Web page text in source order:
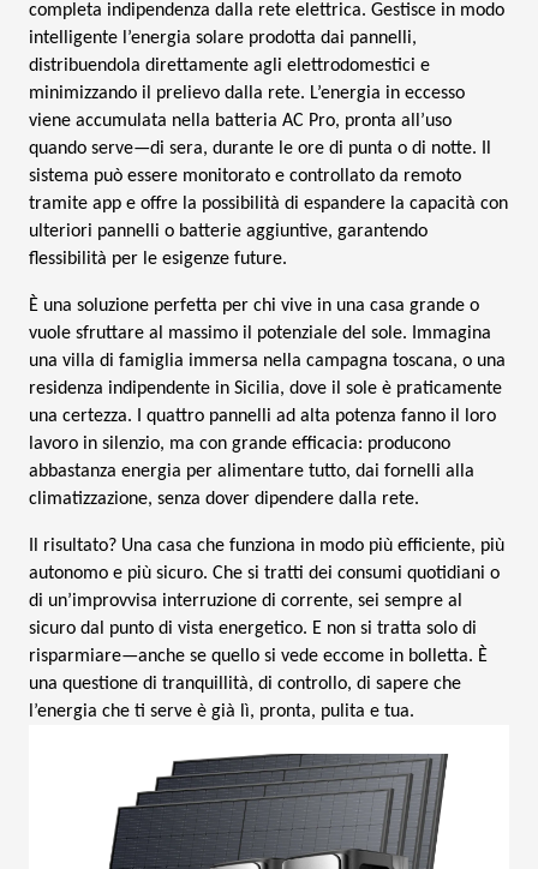
completa indipendenza dalla rete elettrica. Gestisce in modo
intelligente l’energia solare prodotta dai pannelli,
distribuendola direttamente agli elettrodomestici e
minimizzando il prelievo dalla rete. L’energia in eccesso
viene accumulata nella batteria AC Pro, pronta all’uso
quando serve—di sera, durante le ore di punta o di notte. Il
sistema può essere monitorato e controllato da remoto
tramite app e offre la possibilità di espandere la capacità con
ulteriori pannelli o batterie aggiuntive, garantendo
flessibilità per le esigenze future.
È una soluzione perfetta per chi vive in una casa grande o
vuole sfruttare al massimo il potenziale del sole. Immagina
una villa di famiglia immersa nella campagna toscana, o una
residenza indipendente in Sicilia, dove il sole è praticamente
una certezza. I quattro pannelli ad alta potenza fanno il loro
lavoro in silenzio, ma con grande efficacia: producono
abbastanza energia per alimentare tutto, dai fornelli alla
climatizzazione, senza dover dipendere dalla rete.
Il risultato? Una casa che funziona in modo più efficiente, più
autonomo e più sicuro. Che si tratti dei consumi quotidiani o
di un’improvvisa interruzione di corrente, sei sempre al
sicuro dal punto di vista energetico. E non si tratta solo di
risparmiare—anche se quello si vede eccome in bolletta. È
una questione di tranquillità, di controllo, di sapere che
l’energia che ti serve è già lì, pronta, pulita e tua.